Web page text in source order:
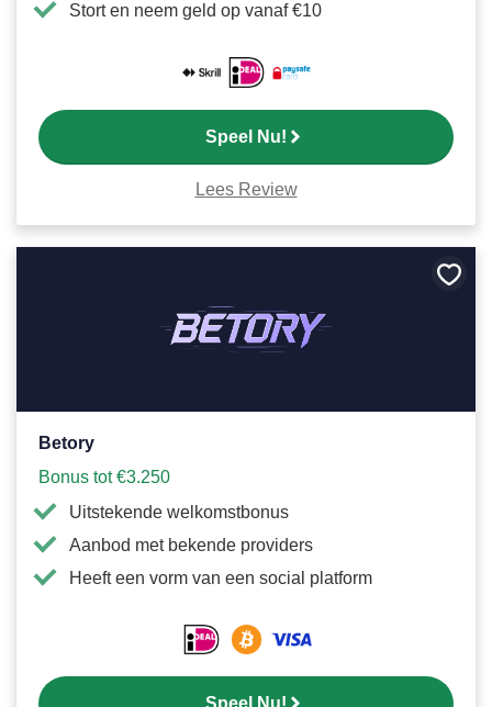
Stort en neem geld op vanaf €10
Speel Nu!
Lees Review
Betory
Bonus tot €3.250
Uitstekende welkomstbonus
Aanbod met bekende providers
Heeft een vorm van een social platform
Speel Nu!